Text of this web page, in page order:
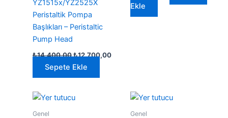
YZ1515x/YZ2525X
Peristaltik Pompa
Başlıkları – Peristaltic
Pump Head
₺14.400,00 Orijinal
₺14.400,00.
₺12.700,00Şu
Sepete Ekle
Ekle
Genel Genel